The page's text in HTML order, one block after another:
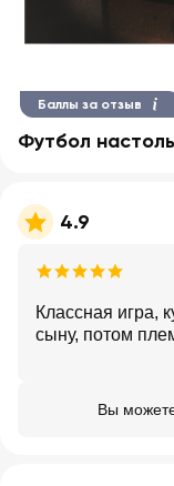
Баллы за отзыв
Футбол
4.9
Классная игра,
сыну, потом
Вы